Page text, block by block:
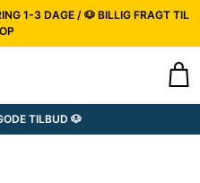
1-3 DAGE / 🐶 BILLIG FRAGT TIL
TILBUD 🐶